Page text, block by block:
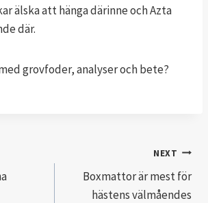
älska att hänga därinne och Azta
där.
grovfoder, analyser och bete?
NEXT
Boxmattor är mest för
hästens välmåendes